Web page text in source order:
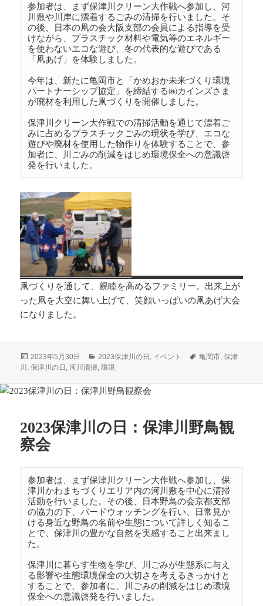
参加者は、まず保津川クリーン大作戦へ参加し、河
川敷や川岸に漂着するごみの清掃を行いました。そ
の後、日本の凧の会大阪支部の会員による指導を受
けながら、プラスチック材料や電気等のエネルギー
を使わないエコな遊び、冬の代表的な遊びである
「凧あげ」を体験しました。
今年は、新たに亀岡市と「かめおか未来づくり環境
パートナーシップ協定」を締結する㈱カインズさま
が廃材を利用した凧づくりを開催しました。
保津川クリーン大作戦での清掃活動を通じて漂着ご
みに占めるプラスチックごみの現状を学び、エコな
遊びや廃材を使用した物作りを体験することで、参
加者に、川ごみの削減をはじめ環境保全への意識啓
凧づくりを通して、親睦を高めるファミリー。出来上が
った凧を大空に舞い上げて、笑顔いっぱいの凧あげ大会
になりました。
投
稿
2023年5月30日
カ
テ
リ
2023保津川の日 , イベント
タ
亀岡市,保津
川 ,保津川の日 ,河川清掃,環境
2023保津川の日：保津川野鳥観
察会
参加者は、まず保津川クリーン大作戦へ参加し、保
津川かわまちづくりエリア内の河川敷を中心に清掃
活動を行いました。その後、日本野鳥の会京都支部
の協力の下、バードウォッチングを行い、日常見か
ける身近な野鳥の名前や生態について詳しく知るこ
とで、保津川の豊かな自然を実感すること出来まし
た。
保津川に暮らす生物を学び、川ごみが生態系に与え
る影響や生態環境保全の大切さを考えるきっかけと
することで、参加者に、川ごみの削減をはじめ環境